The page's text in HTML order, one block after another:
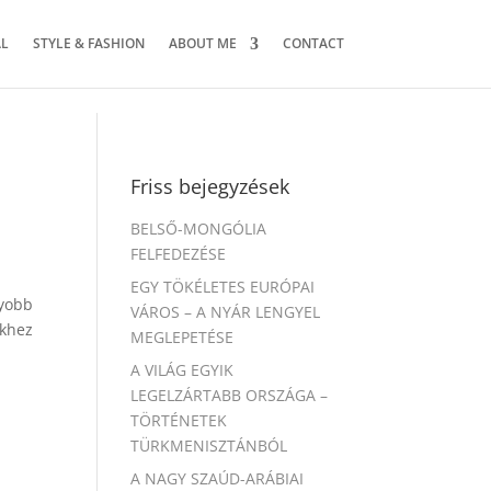
STYLE & FASHION ABOUT ME CONTACT
Friss bejegyzések
BELSŐ-MONGÓLIA
FELFEDEZÉSE
EGY TÖKÉLETES EURÓPAI
VÁROS – A NYÁR LENGYEL
MEGLEPETÉSE
A VILÁG EGYIK
LEGELZÁRTABB ORSZÁGA –
TÖRTÉNETEK
TÜRKMENISZTÁNBÓL
A NAGY SZAÚD-ARÁBIAI